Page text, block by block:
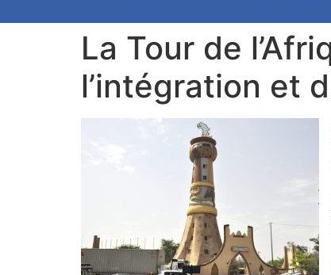
La Tour de
l’intégration et